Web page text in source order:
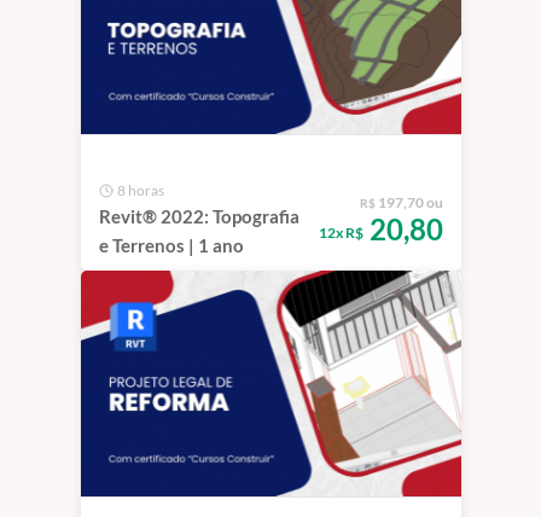
8 horas
Revit® 2022: Topografia
e Terrenos | 1 ano
R$ 197,70 ou
12x R$20,80